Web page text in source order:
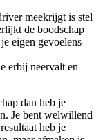
meekrijgt is stel
de boodschap
eigen gevoelens
erbij neervalt en
dan heb je
Je bent welwillend
heb je